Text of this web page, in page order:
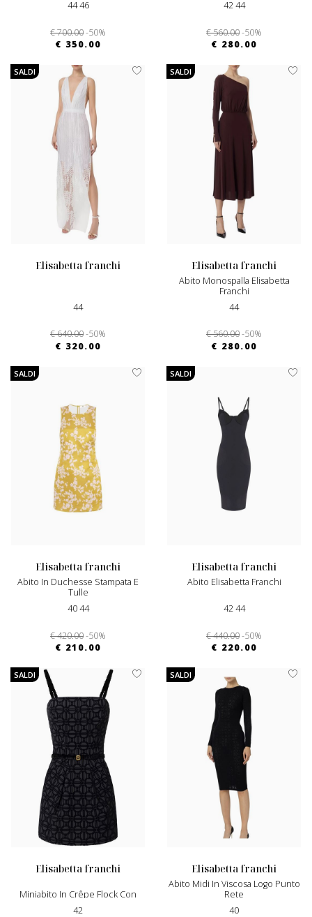
44 46
€ 700.00-50%
€ 350.00
42 44
€ 560.00-50%
€ 280.00
SALDI
elisabetta franchi
44
€ 640.00-50%
€ 320.00
SALDI
elisabetta franchi
Abito Monospalla Elisabetta
Franchi
44
€ 560.00-50%
€ 280.00
SALDI
elisabetta franchi
Abito In Duchesse Stampata E
Tulle
40 44
€ 420.00-50%
€ 210.00
SALDI
elisabetta franchi
Abito Elisabetta Franchi
42 44
€ 440.00-50%
€ 220.00
SALDI
elisabetta franchi
Miniabito In Crêpe Flock Con
Cintura
42
SALDI
elisabetta franchi
Abito Midi In Viscosa Logo Punto
Rete
40